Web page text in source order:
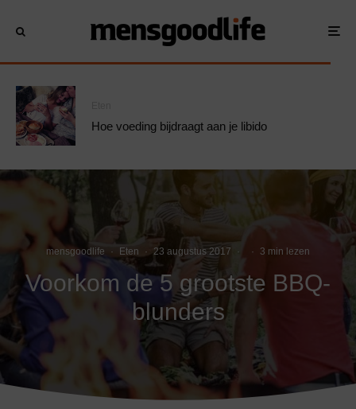
Hoe voeding bijdraagt aan je libido
mensgoodlife · Eten · 23 augustus 2017 · · 3 min lezen
Voorkom de 5 grootste BBQ-
blunders